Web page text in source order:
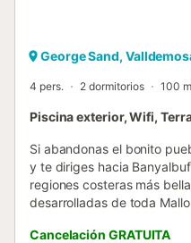
George Sand,
4 pers. 2 dormitorios 100
Piscina exterior, Wifi,
Si abandonas el bonito
y te diriges hacia
regiones costeras más
desarrolladas de toda
después de salir de
Cancelación GRATUITA